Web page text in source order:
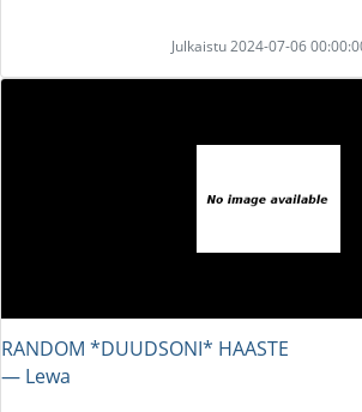
Julkaistu 2024-07-06
RANDOM *DUUDSONI* HAASTE
― Lewa